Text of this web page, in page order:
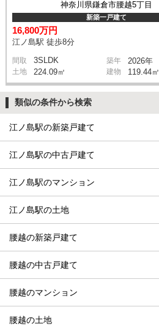
神奈川県鎌倉市腰越5丁目
新築一戸建て
16,800万円
江ノ島駅 徒歩8分
間取 3SLDK 築年 2026年
土地 224.09㎡ 建物 119.44㎡
類似の条件から検索
江ノ島駅の新築戸建て
江ノ島駅の中古戸建て
江ノ島駅のマンション
江ノ島駅の土地
腰越の新築戸建て
腰越の中古戸建て
腰越のマンション
腰越の土地